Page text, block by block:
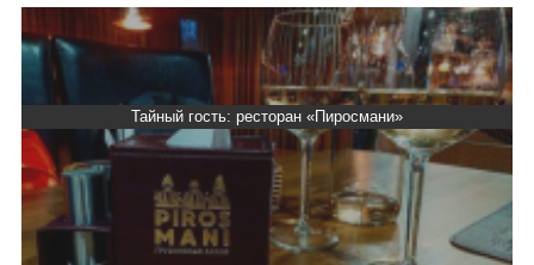
Тайный гость: ресторан «Пиросмани»